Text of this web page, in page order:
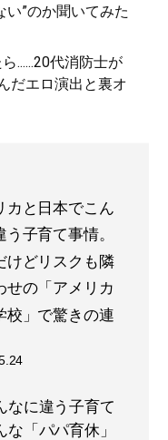
い”のか聞いてみた
......20代消防士が
だエロ演出と裏オ
カと日本でこん
う子育て事情。
けどリスクも隣
せの「アメリカ
校」で驚きの連
なに違う子育て
「パパ育休」